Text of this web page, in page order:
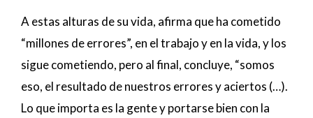
A estas alturas de su vida, afirma que ha cometido
“millones de errores”, en el trabajo y en la vida, y los
sigue cometiendo, pero al final, concluye, “somos
eso, el resultado de nuestros errores y aciertos (…).
Lo que importa es la gente y portarse bien con la